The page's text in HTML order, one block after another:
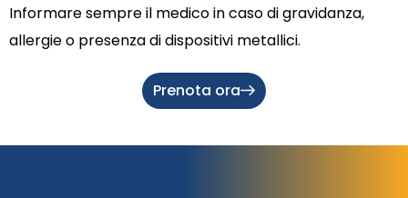
Informare sempre il medico in caso di gravidanza,
allergie o presenza di dispositivi metallici.
Prenota ora